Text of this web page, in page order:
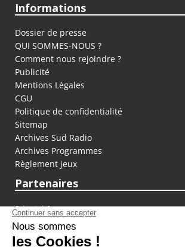
Informations
Dossier de presse
QUI SOMMES-NOUS ?
Comment nous rejoindre ?
Publicité
Mentions Légales
CGU
Politique de confidentialité
Sitemap
Archives Sud Radio
Archives Programmes
Règlement jeux
Partenaires
fiducial.fr
lyoncapitale.fr
olympique-et-lyonnais.com